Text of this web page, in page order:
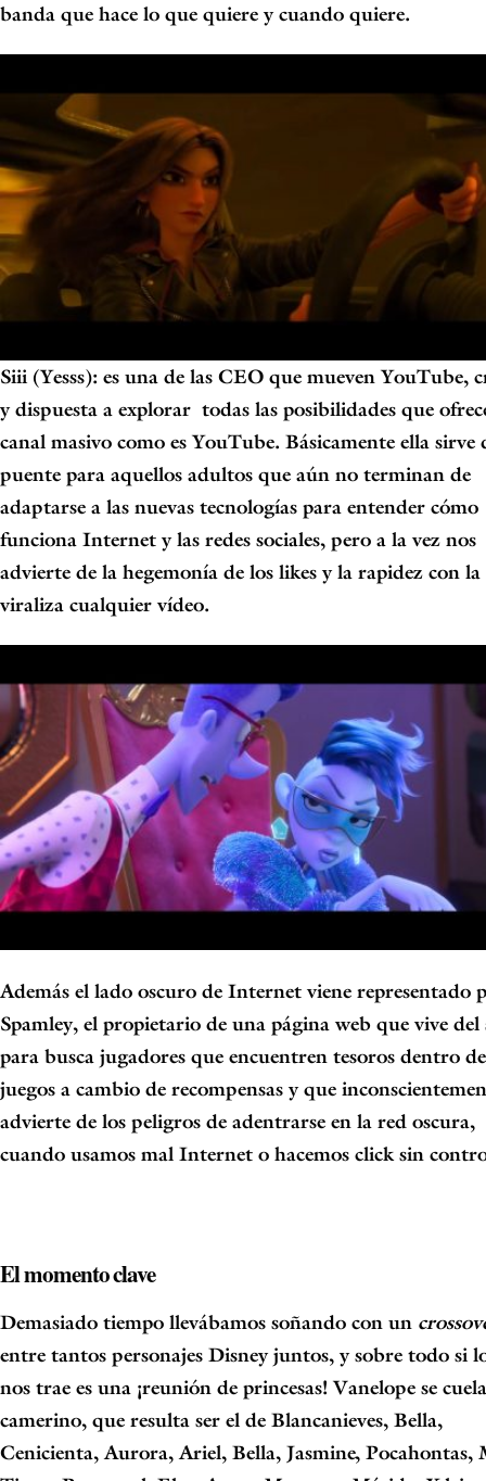
banda que hace lo que quiere y cuando quiere.
Siii (Yesss): es una de las CEO que mueven YouTube,
y dispuesta a explorar todas las posibilidades que
canal masivo como es YouTube. Básicamente ella sirve
puente para aquellos adultos que aún no terminan de
adaptarse a las nuevas tecnologías para entender cómo
funciona Internet y las redes sociales, pero a la vez nos
advierte de la hegemonía de los likes y la rapidez con la
viraliza cualquier vídeo.
Además el lado oscuro de Internet viene representado
Spamley, el propietario de una página web que vive del
para busca jugadores que encuentren tesoros dentro de
juegos a cambio de recompensas y que
advierte de los peligros de adentrarse en la red oscura,
cuando usamos mal Internet o hacemos click sin
El momento clave
Demasiado tiempo llevábamos soñando con un
entre tantos personajes Disneyjuntos, y sobre todo si
nos trae es una ¡reunión de princesas! Vanelope se
camerino, que resulta ser el de Blancanieves, Bella,
Cenicienta, Aurora, Ariel, Bella, Jasmine, Pocahontas,